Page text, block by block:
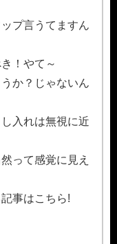
プ言うてますん
！やて～
か？じゃないん
入れは無視に近
って感覚に見え
事はこちら!